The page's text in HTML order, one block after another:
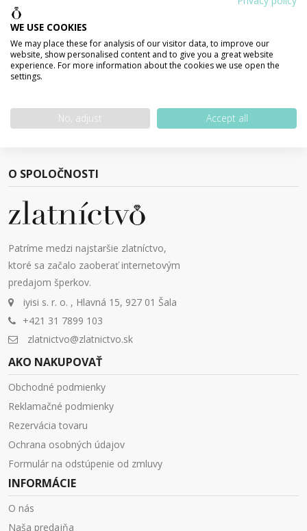
Farba
Kameň
zirkón
Určenie
novorodenec
Typ uzáveru
zapínanie spredu
O SPOLOČNOSTI
Patríme medzi najstaršie zlatníctvo,
ktoré sa začalo zaoberať internetovým
predajom šperkov.
iyisi s. r. o. , Hlavná 15, 927 01 Šala
+421 31 7899 103
zlatnictvo@zlatnictvo.sk
AKO NAKUPOVAŤ
Obchodné podmienky
Reklamačné podmienky
Rezervácia tovaru
Ochrana osobných údajov
Formulár na odstúpenie od zmluvy
INFORMÁCIE
O nás
Naša predajňa
WE USE COOKIES
We may place these for analysis of our visitor data, to improve our
website, show personalised content and to give you a great website
experience. For more information about the cookies we use open the
settings.
No, adjust Accept all